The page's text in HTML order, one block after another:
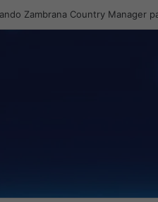
Zambrana Country Manager